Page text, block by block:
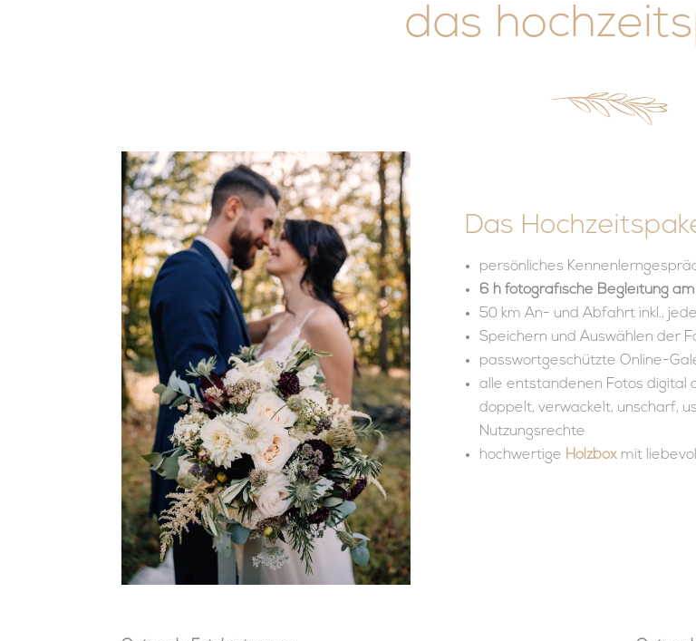
das
Das
persönliches
6 h fotografische Begleitung am
50 km An- und Abfahrt inkl.,
Speichern und Auswählen der
passwortgeschützte Online-
alle entstandenen Fotos digital
doppelt, verwackelt, unscharf,
Nutzungsrechte
hochwertige Holzboxmit